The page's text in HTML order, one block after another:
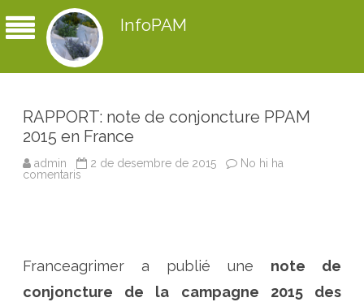
InfoPAM
RAPPORT: note de conjoncture PPAM
2015 en France
admin 2 de desembre de 2015
No hi ha
comentaris
:
n
o
Franceagrimer a publié une note de
conjoncture de la campagne 2015 des